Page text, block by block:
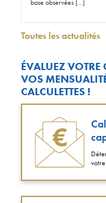
base observées […]
Toutes les actualités
ÉVALUEZ VOTRE
VOS
CALCULETTES !